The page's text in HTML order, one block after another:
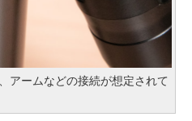
アームなどの接続が想定されて